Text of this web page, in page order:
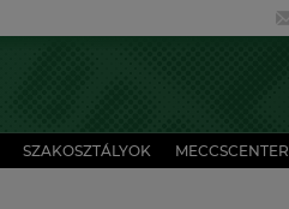
SZAKOSZTÁLYOK MECCSCENTER